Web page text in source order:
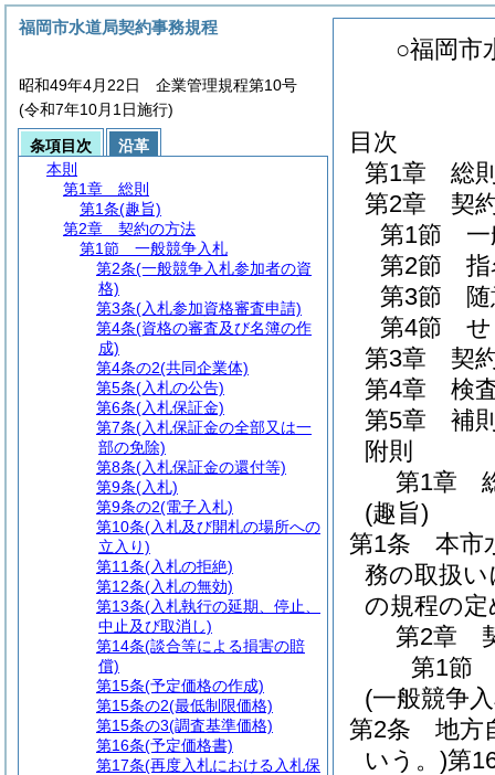
○福岡市
目次
第1章
総
第2章
契
第1節
第2節
第3節
第4節
第3章
契
第4章
検
第5章
補
附則
第1章
(趣旨)
第1条
本市
務の取扱
の規程の
第2章
第1節
(一般競争
第2条
地方
いう。)第
福岡市水道局契約事務規程
昭和49年4月22日 企業管理規程第10号
(令和7年10月1日施行)
条項目次
沿革
本則
第1章
総則
第1条(趣旨)
第2章
契約の方法
第1節
一般競争入札
第2条(一般競争入札参加者の資
格)
第3条(入札参加資格審査申請)
第4条(資格の審査及び名簿の作
成)
第4条の2(共同企業体)
第5条(入札の公告)
第6条(入札保証金)
第7条(入札保証金の全部又は一
部の免除)
第8条(入札保証金の還付等)
第9条(入札)
第9条の2(電子入札)
第10条(入札及び開札の場所への
立入り)
第11条(入札の拒絶)
第12条(入札の無効)
第13条(入札執行の延期、停止、
中止及び取消し)
第14条(談合等による損害の賠
償)
第15条(予定価格の作成)
第15条の2(最低制限価格)
第15条の3(調査基準価格)
第16条(予定価格書)
第17条(再度入札における入札保